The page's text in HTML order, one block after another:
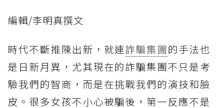
編輯/李明真撰文
時代不斷推陳出新，就連詐騙集團的手法也
是日新月異，尤其現在的詐騙集團不只是考
驗我們的智商，而是在挑戰我們的演技和臉
皮。很多女孩不小心被騙後，第一反應不是